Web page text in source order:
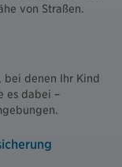
von Straßen.
bei denen Ihr Kind
es dabei –